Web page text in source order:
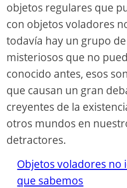
objetos regulares que
con objetos voladores
todavía hay un grupo
misteriosos que no
conocido antes, esos
que causan un gran
creyentes de la
otros mundos en
detractores.
Objetos voladores no
que sabemos